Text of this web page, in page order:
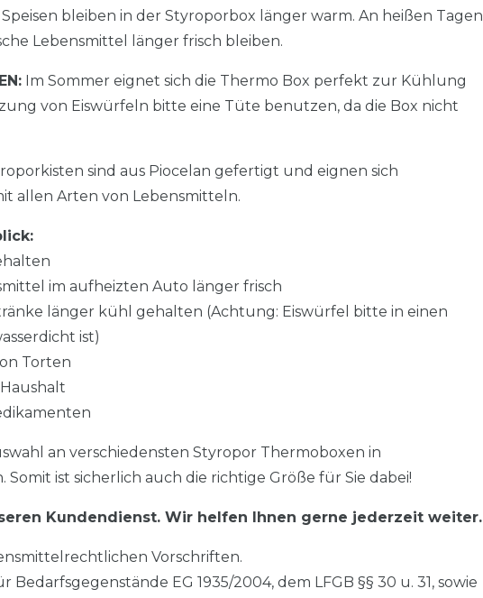
bleiben in der Styroporbox länger warm. An heißen Tagen
Lebensmittel länger frisch bleiben.
Im Sommer eignet sich die Thermo Box perfekt zur Kühlung
von Eiswürfeln bitte eine Tüte benutzen, da die Box nicht
sind aus Piocelan gefertigt und eignen sich
allen Arten von Lebensmitteln.
im aufheizten Auto länger frisch
länger kühl gehalten (Achtung: Eiswürfel bitte in einen
ist)
Torten
an verschiedensten Styropor Thermoboxen in
ist sicherlich auch die richtige Größe für Sie dabei!
Kundendienst. Wir helfen Ihnen gerne jederzeit weiter.
Vorschriften.
EG 1935/2004, dem LFGB §§ 30 u. 31, sowie